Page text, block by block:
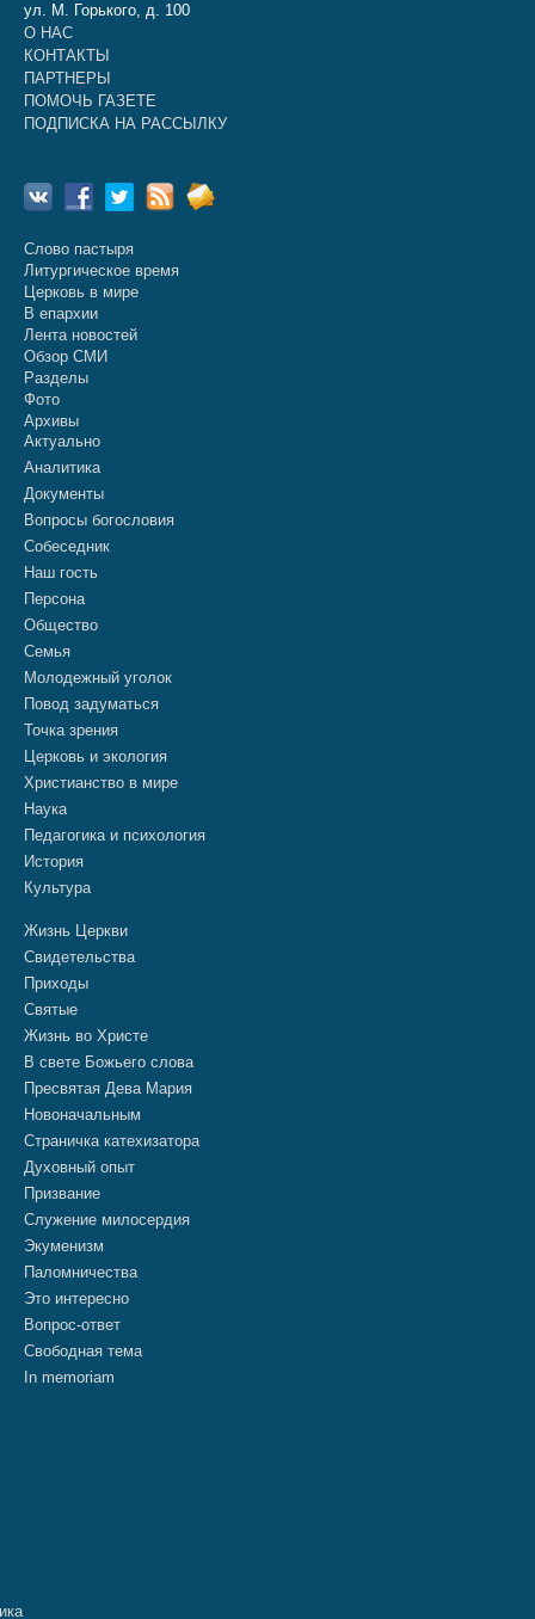
ул. М. Горького, д. 100
О НАС
КОНТАКТЫ
ПАРТНЕРЫ
ПОМОЧЬ ГАЗЕТЕ
ПОДПИСКА НА РАССЫЛКУ
Слово пастыря
Литургическое время
Церковь в мире
В епархии
Лента новостей
Обзор СМИ
Разделы
Фото
Архивы
Актуально
Аналитика
Документы
Вопросы богословия
Собеседник
Наш гость
Персона
Общество
Семья
Молодежный уголок
Повод задуматься
Точка зрения
Церковь и экология
Христианство в мире
Наука
Педагогика и психология
История
Культура
Жизнь Церкви
Свидетельства
Приходы
Святые
Жизнь во Христе
В свете Божьего слова
Пресвятая Дева Мария
Новоначальным
Страничка катехизатора
Духовный опыт
Призвание
Служение милосердия
Экуменизм
Паломничества
Это интересно
Вопрос-ответ
Свободная тема
In memoriam